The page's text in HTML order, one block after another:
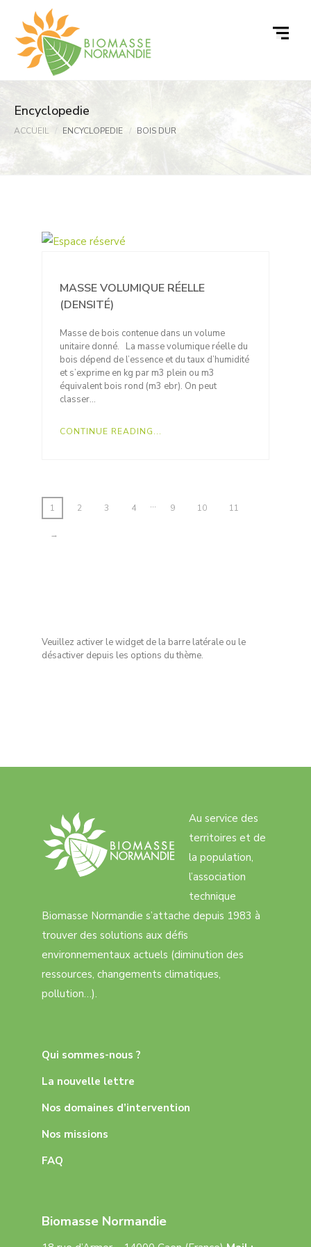
contenu
Encyclopedie
ACCUEIL ENCYCLOPEDIE BOIS DUR
MASSE VOLUMIQUE RÉELLE
(DENSITÉ)
Masse de bois contenue dans un volume
unitaire donné. La masse volumique réelle du
bois dépend de l’essence et du taux d’humidité
et s’exprime en kg par m3 plein ou m3
équivalent bois rond (m3 ebr). On peut
classer…
CONTINUE READING...
1 2 3 4 … 9 10 11
→
Veuillez activer le widget de la barre latérale ou le
désactiver depuis les options du thème.
Au service des
territoires et de
la population,
l’association
technique
Biomasse Normandie s’attache depuis 1983 à
trouver des solutions aux défis
environnementaux actuels (diminution des
ressources, changements climatiques,
pollution…).
Qui sommes-nous ?
La nouvelle lettre
Nos domaines d’intervention
Nos missions
FAQ
Biomasse Normandie